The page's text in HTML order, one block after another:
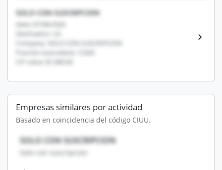
SOLO CON SUSCRIPCION
Date: 07/08/2026
Destination: US
Company: SOLO CON SUSCRIPCION
Fracción arancelaria: 12345
CIF value: $1,000.00
Empresas similares por actividad
Basado en coincidencia del código CIUU.
SOLO CON SUSCRIPCION
Solo con suscripcion